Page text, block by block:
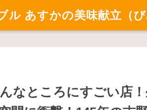
ル あすかの美味献立（び
んなところにすごい店